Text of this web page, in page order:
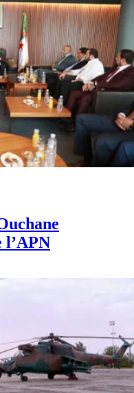
l’APN